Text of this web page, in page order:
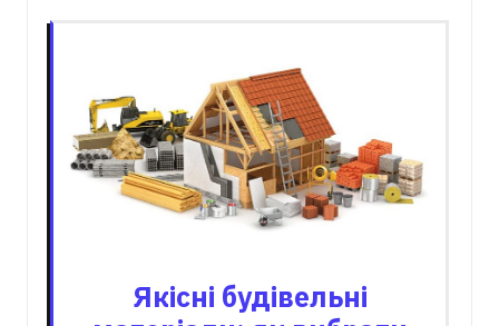
Якісні будівельні